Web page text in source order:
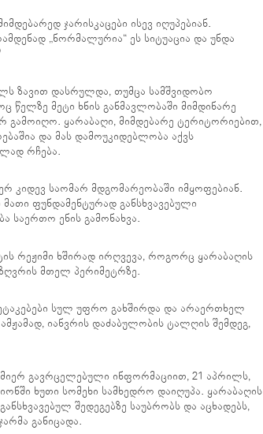
ჯარისკაცები ისევ იღუპებიან.
„ნორმალურია“ ეს სიტუაცია და უნდა
ზავით დასრულდა, თუმცა სამშვიდობო
წელზე მეტი ხნის განმავლობაში მიმდინარე
გამოიღო. ყარაბაღი, მიმდებარე ტერიტორიებით,
და მას დამოუკიდებლობა აქვს
რჩება.
კიდევ საომარ მდგომარეობაში იმყოფებიან.
ფუნდამენტურად განსხვავებული
საერთო ენის გამონახვა.
რეჟიმი ხშირად ირღვევა, როგორც ყარაბაღის
მთელ პერიმეტრზე.
სულ უფრო გახშირდა და არაერთხელ
იანვრის დაძაბულობის ტალღის შემდეგ,
მიერ გავრცელებული ინფორმაციით, 21 აპრილს,
ხუთი სომეხი სამხედრო დაიღუპა. ყარაბაღის
შედეგებზე საუბრობს და აცხადებს,
განიცადა.